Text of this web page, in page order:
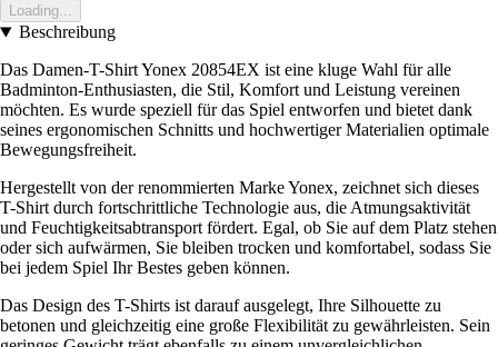
Loading...
Beschreibung
Das Damen-T-Shirt Yonex 20854EX ist eine kluge Wahl für alle
Badminton-Enthusiasten, die Stil, Komfort und Leistung vereinen
möchten. Es wurde speziell für das Spiel entworfen und bietet dank
seines ergonomischen Schnitts und hochwertiger Materialien optimale
Bewegungsfreiheit.
Hergestellt von der renommierten Marke Yonex, zeichnet sich dieses
T-Shirt durch fortschrittliche Technologie aus, die Atmungsaktivität
und Feuchtigkeitsabtransport fördert. Egal, ob Sie auf dem Platz stehen
oder sich aufwärmen, Sie bleiben trocken und komfortabel, sodass Sie
bei jedem Spiel Ihr Bestes geben können.
Das Design des T-Shirts ist darauf ausgelegt, Ihre Silhouette zu
betonen und gleichzeitig eine große Flexibilität zu gewährleisten. Sein